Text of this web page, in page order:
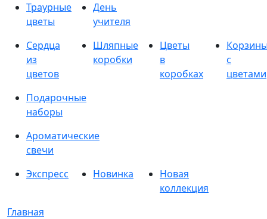
Траурные
цветы
День
учителя
Сердца
из
цветов
Шляпные
коробки
Цветы
в
коробках
с
цветами
Подарочные
наборы
Ароматические
свечи
Экспресс
Новинка
Новая
коллекция
Главная